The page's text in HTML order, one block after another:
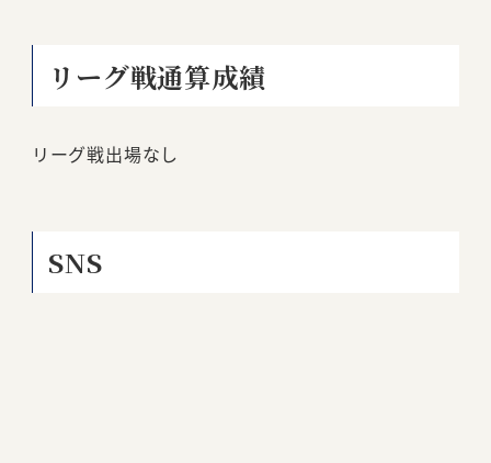
リーグ戦通算成績
リーグ戦出場なし
SNS